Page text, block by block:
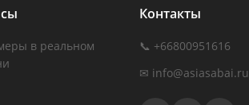
в реальном
Контакты
📞 +66800951616
✉ info@asiasabai.ru